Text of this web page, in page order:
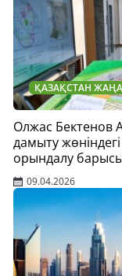
ҚАЗАҚСТАН
Олжас Бектенов
дамыту
орындалу
09.04.2026